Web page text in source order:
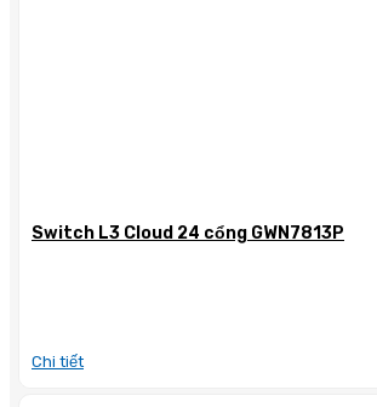
Switch L3 Cloud 24 cổng GWN7813P
Chi tiết